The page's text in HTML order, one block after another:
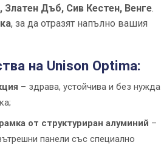
Златен Дъб, Сив Кестен, Венге.
, за да отразят напълно вашия
на Unison Optima:
– здрава, устойчива и без нужда
от структуриран алуминий –
панели със специално